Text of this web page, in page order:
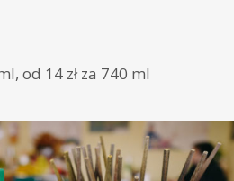
od 14 zł za 740 ml